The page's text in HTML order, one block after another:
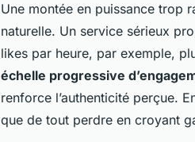
Une montée en puissance trop
naturelle. Un service sérieux
likes par heure, par exemple,
échelle progressive
renforce l’authenticité perçue.
que de tout perdre en croyant